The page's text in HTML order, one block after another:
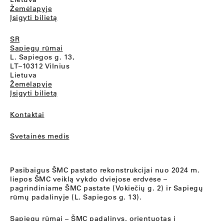
Žemėlapyje
Įsigyti bilietą
SR
Sapiegų rūmai
L. Sapiegos g. 13,
LT–10312 Vilnius
Lietuva
Žemėlapyje
Įsigyti bilietą
Kontaktai
Svetainės medis
Pasibaigus ŠMC pastato rekonstrukcijai nuo 2024 m.
liepos ŠMC veiklą vykdo dviejose erdvėse –
pagrindiniame ŠMC pastate (Vokiečių g. 2) ir Sapiegų
rūmų padalinyje (L. Sapiegos g. 13).
Sapiegų rūmai – ŠMC padalinys, orientuotas į